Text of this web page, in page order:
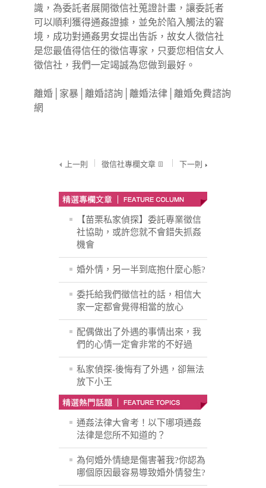
識，為委託者展開徵信社蒐證計畫，讓委託者
可以順利獲得通姦證據，並免於陷入觸法的窘
境，成功對通姦男女提出告訴，故女人徵信社
是您最值得信任的徵信專家，只要您相信女人
徵信社，我們一定竭誠為您做到最好。
離婚 家暴 │離婚諮詢 │離婚法律 │離婚免費諮詢
網
上一則 徵信社專欄文章 下一則
【苗栗私家偵探】委託專業徵信
社協助，或許您就不會錯失抓姦
機會
婚外情，另一半到底抱什麼心態?
委托給我們徵信社的話，相信大
家一定都會覺得相當的放心
配偶做出了外遇的事情出來，我
們的心情一定會非常的不好過
私家偵探-後悔有了外遇，卻無法
放下小王
通姦法律大會考！以下哪項通姦
法律是您所不知道的？
為何婚外情總是傷害著我?你認為
哪個原因最容易導致婚外情發生?